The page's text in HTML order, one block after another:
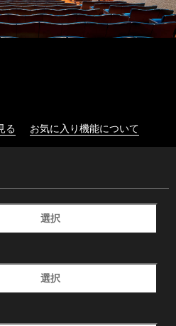
る お気に入り機能について
選択
選択